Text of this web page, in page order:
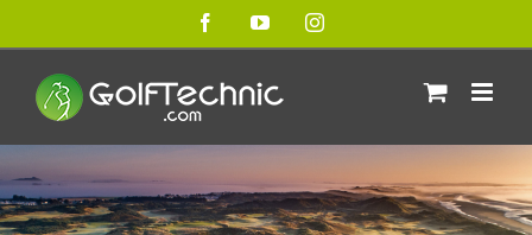
au
contenu
FacebookYouTubeInstagram